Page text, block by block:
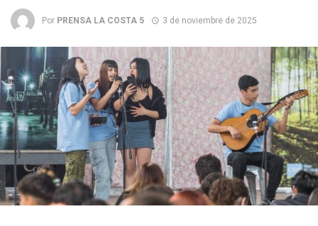
Por PRENSA LA COSTA 5 3 de noviembre de 2025